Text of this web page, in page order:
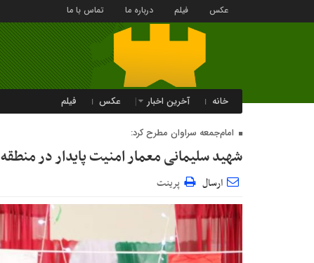
عکس فیلم درباره ما تماس با ما
خانه آخرین اخبار عکس فیلم
امام‌جمعه سراوان مطرح کرد:
شهید سلیمانی معمار امنیت پایدار در منطقه
ارسال پرینت